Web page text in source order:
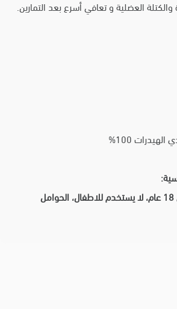
العضلية و تعافي أسرع بعد التمارين.
100%
يستخدم للاصحاء فوق 18 عام، لا يستخدم للاطفال، الحوامل